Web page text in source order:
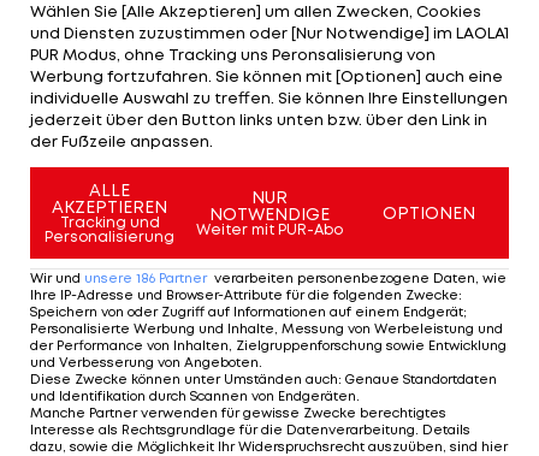
Karrieresprung! ÖVV-
Teamspieler wechselt
in Topliga
Sport-Mix
Die
Tormänner
Geschichte
Fußball
TEILEN
KOMMENTARE
Wählen Sie [Alle Akzeptieren] um allen Zwecken, Cookies
und Diensten zuzustimmen oder [Nur Notwendige] im LAOLA1
PUR Modus, ohne Tracking uns Peronsalisierung von
Werbung fortzufahren. Sie können mit [Optionen] auch eine
individuelle Auswahl zu treffen. Sie können Ihre Einstellungen
jederzeit über den Button links unten bzw. über den Link in
der Fußzeile anpassen.
ALLE
AKZEPTIEREN
Tracking und
Personalisierung
NUR
NOTWENDIGE
Weiter mit PUR-Abo
OPTIONEN
Wir und unsere 186 Partner verarbeiten personenbezogene Daten, wie
Ihre IP-Adresse und Browser-Attribute für die folgenden Zwecke:
Speichern von oder Zugriff auf Informationen auf einem Endgerät;
Personalisierte Werbung und Inhalte, Messung von Werbeleistung und
der Performance von Inhalten, Zielgruppenforschung sowie Entwicklung
und Verbesserung von Angeboten.
Diese Zwecke können unter Umständen auch: Genaue Standortdaten
und Identifikation durch Scannen von Endgeräten.
Manche Partner verwenden für gewisse Zwecke berechtigtes
Interesse als Rechtsgrundlage für die Datenverarbeitung. Details
dazu, sowie die Möglichkeit Ihr Widerspruchsrecht auszuüben, sind hier